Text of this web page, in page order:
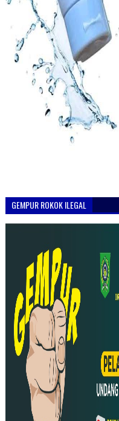
GEMPUR ROKOK ILEGAL